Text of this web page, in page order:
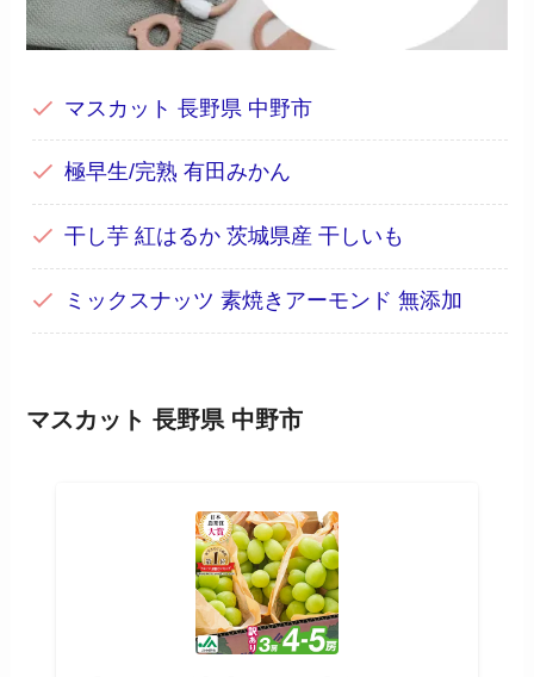
マスカット 長野県 中野市
極早生/完熟 有田みかん
干し芋 紅はるか 茨城県産 干しいも
ミックスナッツ 素焼きアーモンド 無添加
マスカット 長野県 中野市